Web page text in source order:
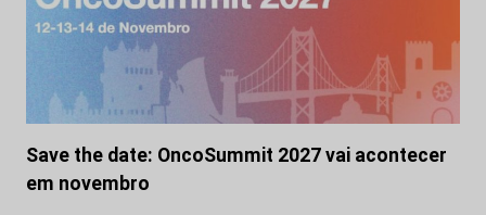
Save the date: OncoSummit 2027 vai acontecer
em novembro